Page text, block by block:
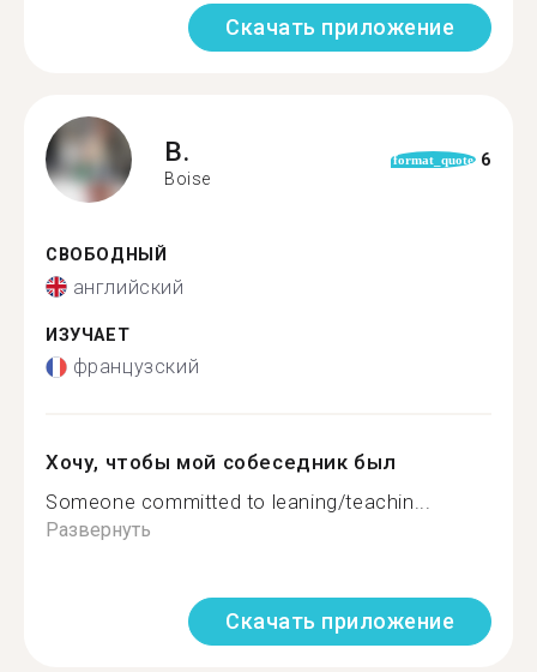
Скачать приложение
B.
Boise
format_quote 6
СВОБОДНЫЙ
английский
ИЗУЧАЕТ
французский
Хочу, чтобы мой собеседник был
Someone committed to leaning/teachin...
Развернуть
Скачать приложение